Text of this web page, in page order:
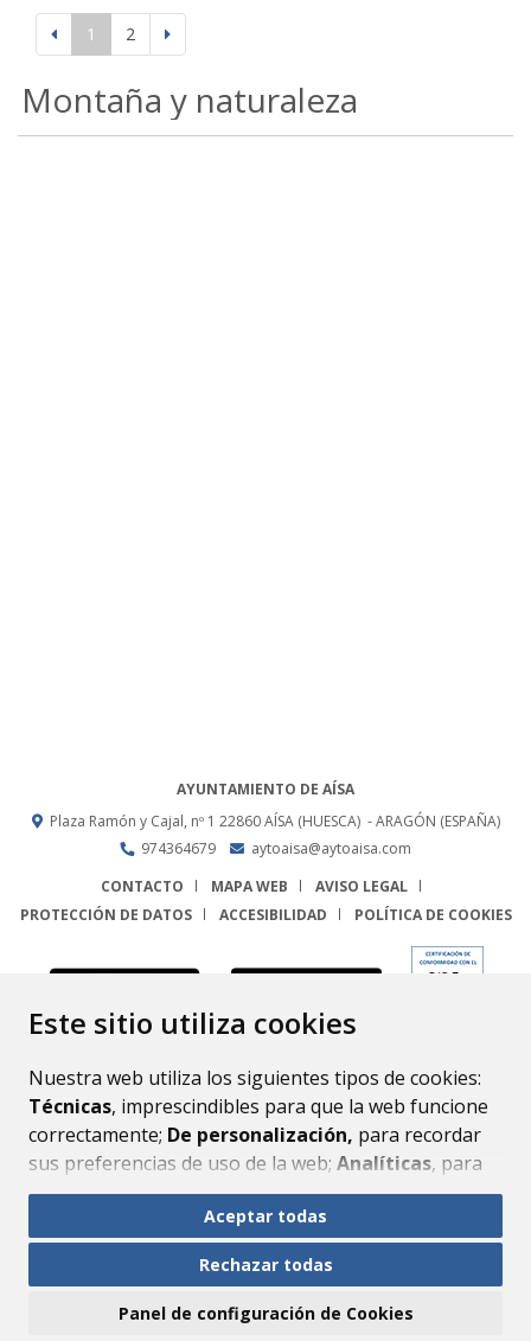
Este sitio utiliza cookies
Nuestra web utiliza los siguientes tipos de cookies:
Técnicas, imprescindibles para que la web funcione
correctamente; De personalización, para recordar
sus preferencias de uso de la web; Analíticas, para
mejorar el funcionamiento de la web y sus servicios.
Si acepta pulsando el botón“Aceptar todas”
consideramos que acepta su uso. Si pulsa el botón
ninguna acción, se guardarán las cookies técnicas
Aceptar todas
Rechazar todas
Panel de configuración de Cookies
1 2
Montaña y naturaleza
AYUNTAMIENTO DE AÍSA
Plaza Ramón y Cajal, nº 1 22860 AÍSA (HUESCA) - ARAGÓN (ESPAÑA)
974364679
aytoaisa@aytoaisa.com
CONTACTO
MAPA WEB
AVISO LEGAL
PROTECCIÓN DE DATOS
ACCESIBILIDAD POLÍTICA DE COOKIES